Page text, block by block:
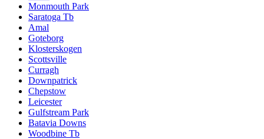
Monmouth Park
Saratoga Tb
Amal
Goteborg
Klosterskogen
Scottsville
Curragh
Downpatrick
Chepstow
Leicester
Gulfstream Park
Batavia Downs
Woodbine Tb